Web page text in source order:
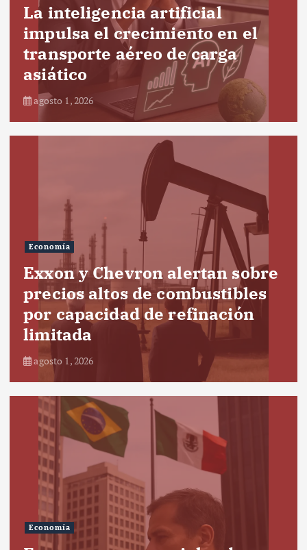
La inteligencia artificial
impulsa el crecimiento en el
transporte aéreo de carga
asiático
agosto 1, 2026
Economía
Exxon y Chevron alertan sobre
precios altos de combustibles
por capacidad de refinación
limitada
agosto 1, 2026
Economía